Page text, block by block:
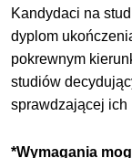
Kandydaci na
dyplom
pokrewnym
studiów
sprawdzającej ich
*Wymagania